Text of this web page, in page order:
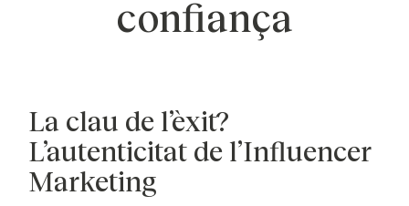
confiança
La clau de l’èxit?
L’autenticitat de l’Influencer
Marketing